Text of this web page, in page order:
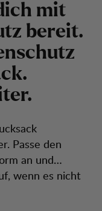
mit
bereit.
Passe den
an und
wenn es nicht